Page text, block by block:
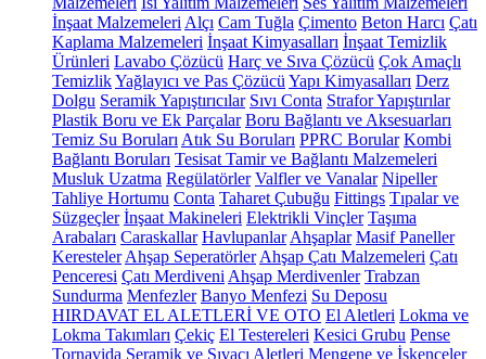
İnşaat Malzemeleri Alçı Cam Tuğla Çimento Beton Harcı Çatı
Kaplama Malzemeleri İnşaat Kimyasalları İnşaat Temizlik
Ürünleri Lavabo Çözücü Harç ve Sıva Çözücü Çok Amaçlı
TemizlikYağlayıcı ve Pas Çözücü Yapı Kimyasalları Derz
Dolgu Seramik Yapıştırıcılar Sıvı Conta Strafor Yapıştırılar
Plastik Boru ve Ek Parçalar Boru Bağlantı ve Aksesuarları
Temiz Su Boruları Atık Su Boruları PPRC Borular Kombi
Bağlantı Boruları Tesisat Tamir ve Bağlantı Malzemeleri
Musluk Uzatma Regülatörler Valfler ve Vanalar Nipeller
Tahliye Hortumu Conta Taharet Çubuğu Fittings Tıpalar ve
Süzgeçler İnşaat Makineleri Elektrikli Vinçler Taşıma
Arabaları Caraskallar Havlupanlar Ahşaplar Masif Paneller
Keresteler Ahşap Seperatörler Ahşap Çatı Malzemeleri Çatı
Penceresi Çatı Merdiveni Ahşap Merdivenler Trabzan
Sundurma Menfezler Banyo Menfezi Su Deposu
HIRDAVAT EL ALETLERİ VE OTO El Aletleri Lokma ve
Lokma Takımları Çekiç El Testereleri Kesici Grubu Pense
Tornavida Seramik ve Sıvacı Aletleri Mengene ve İşkenceler